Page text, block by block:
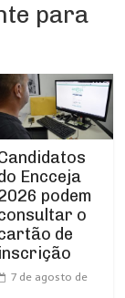
para
Encceja
podem
o
de
inscrição
7 de agosto de